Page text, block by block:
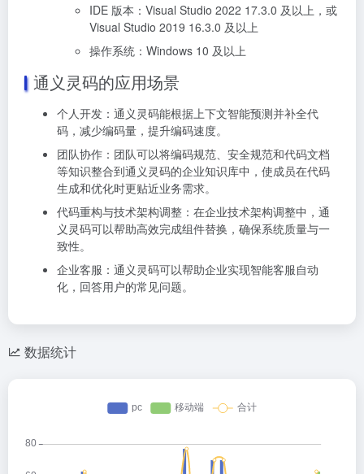
IDE 版本：Visual Studio 2022 17.3.0 及以上，或
Visual Studio 2019 16.3.0 及以上
操作系统：Windows 10 及以上
通义灵码的应用场景
个人开发：通义灵码能根据上下文智能预测并补全代
码，减少编码量，提升编码速度。
团队协作：团队可以将编码规范、安全规范和代码文档
等知识整合到通义灵码的企业知识库中，使成员在代码
生成和优化时更贴近业务需求。
代码重构与技术架构调整：在企业技术架构调整中，通
义灵码可以帮助高效完成组件替换，确保系统质量与一
致性。
企业客服：通义灵码可以帮助企业实现智能客服自动
化，回答用户的常见问题。
数据统计